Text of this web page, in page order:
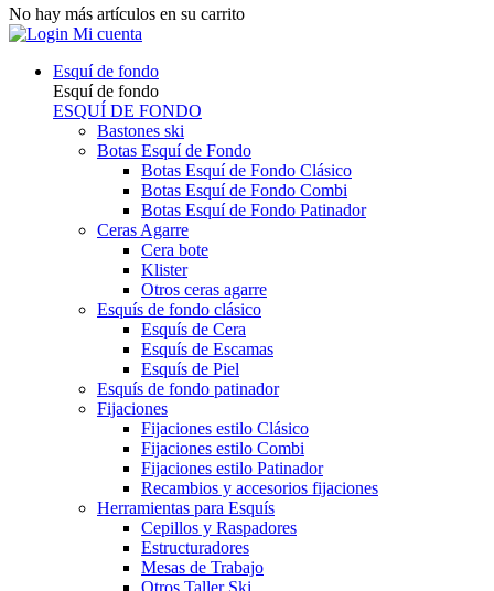
No hay más artículos en su carrito
Mi cuenta
Esquí de fondo
Esquí de fondo
ESQUÍ DE FONDO
Bastones ski
Botas Esquí de Fondo
Botas Esquí de Fondo Clásico
Botas Esquí de Fondo Combi
Botas Esquí de Fondo Patinador
Ceras Agarre
Cera bote
Klister
Otros ceras agarre
Esquís de fondo clásico
Esquís de Cera
Esquís de Escamas
Esquís de Piel
Esquís de fondo patinador
Fijaciones
Fijaciones estilo Clásico
Fijaciones estilo Combi
Fijaciones estilo Patinador
Recambios y accesorios fijaciones
Herramientas para Esquís
Cepillos y Raspadores
Estructuradores
Mesas de Trabajo
Otros Taller Ski